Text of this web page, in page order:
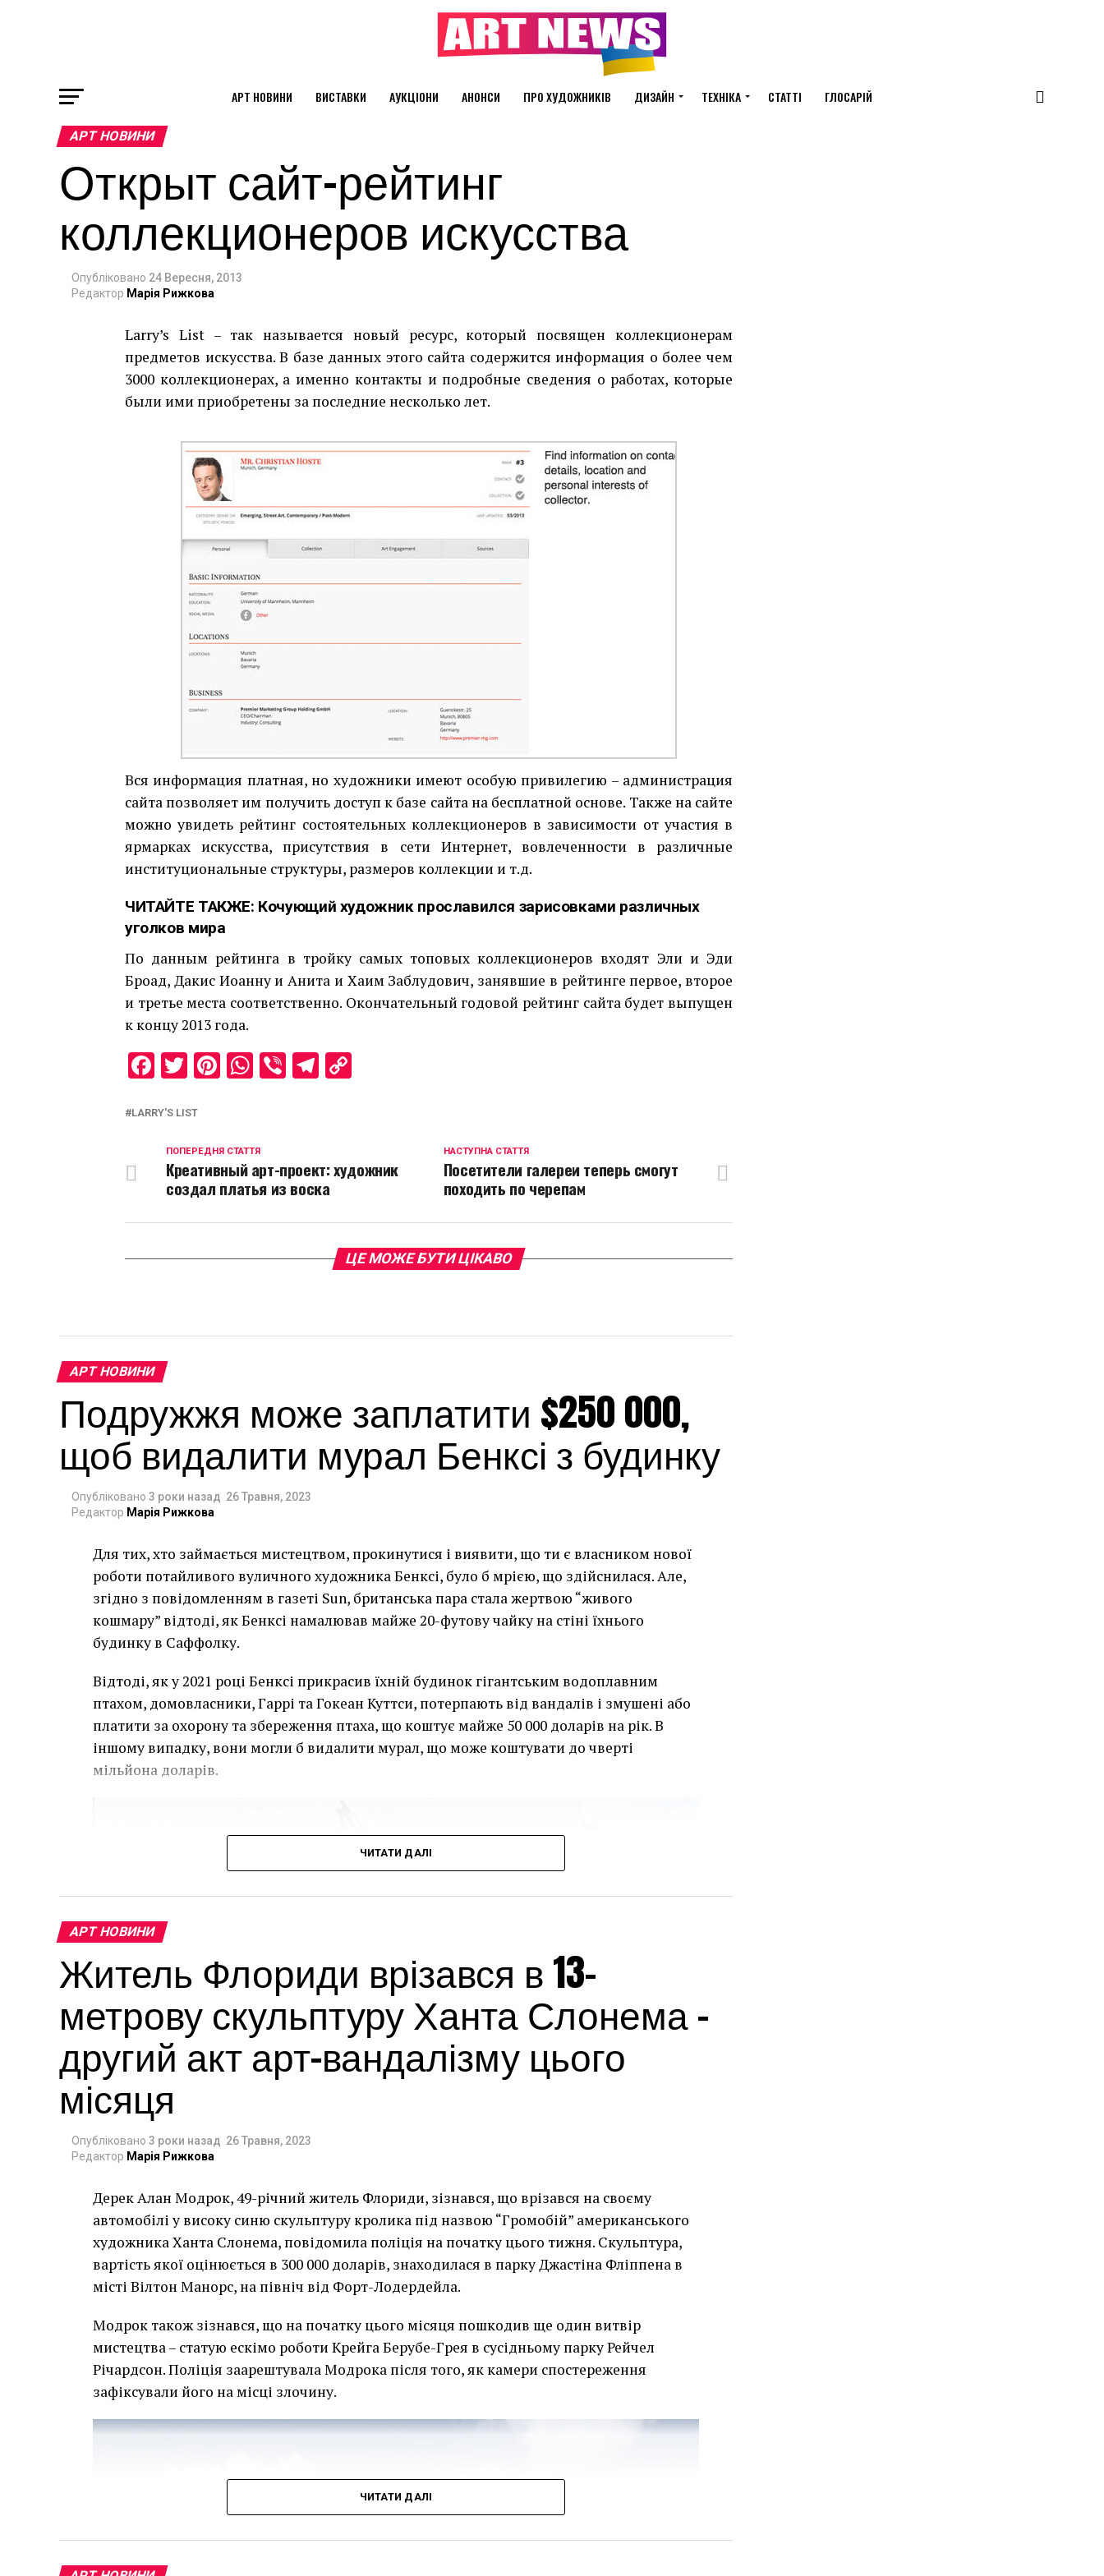
АРТ НОВИНИ ВИСТАВКИ АУКЦІОНИ АНОНСИ ПРО ХУДОЖНИКІВ ДИЗАЙН ТЕХНІКА СТАТТІ ГЛОСАРІЙ
АРТ НОВИНИ
Открыт сайт-рейтинг
коллекционеров искусства
Опубліковано 24 Вересня, 2013
Редактор Марія Рижкова
Larry’s List – так называется новый ресурс, который посвящен коллекционерам
предметов искусства. В базе данных этого сайта содержится информация о более чем
3000 коллекционерах, а именно контакты и подробные сведения о работах, которые
были ими приобретены за последние несколько лет.
Вся информация платная, но художники имеют особую привилегию – администрация
сайта позволяет им получить доступ к базе сайта на бесплатной основе. Также на сайте
можно увидеть рейтинг состоятельных коллекционеров в зависимости от участия в
ярмарках искусства, присутствия в сети Интернет, вовлеченности в различные
институциональные структуры, размеров коллекции и т.д.
ЧИТАЙТЕ ТАКЖЕ: Кочующий художник прославился зарисовками различных
уголков мира
По данным рейтинга в тройку самых топовых коллекционеров входят Эли и Эди
Броад, Дакис Иоанну и Анита и Хаим Заблудович, занявшие в рейтинге первое, второе
и третье места соответственно. Окончательный годовой рейтинг сайта будет выпущен
к концу 2013 года.
Facebook
Twitter
Pinterest
WhatsApp
ViberTelegram
LARRY'S LIST
НАСТУПНА СТАТТЯ
Посетители галереи теперь смогут
походить по черепам
ПОПЕРЕДНЯ СТАТТЯ
Креативный арт-проект: художник
создал платья из воска
ЦЕ МОЖЕ БУТИ ЦІКАВО
АРТ НОВИНИ
Подружжя може заплатити $250 000,
щоб видалити мурал Бенксі з будинку
Опубліковано 3 роки назад 26 Травня, 2023
Редактор Марія Рижкова
Для тих, хто займається мистецтвом, прокинутися і виявити, що ти є власником нової
роботи потайливого вуличного художника Бенксі, було б мрією, що здійснилася. Але,
згідно з повідомленням в газеті Sun, британська пара стала жертвою “живого
кошмару” відтоді, як Бенксі намалював майже 20-футову чайку на стіні їхнього
будинку в Саффолку.
Відтоді, як у 2021 році Бенксі прикрасив їхній будинок гігантським водоплавним
птахом, домовласники, Гаррі та Гокеан Куттси, потерпають від вандалів і змушені або
платити за охорону та збереження птаха, що коштує майже 50 000 доларів на рік. В
іншому випадку, вони могли б видалити мурал, що може коштувати до чверті
мільйона доларів.
Чоловік позує під макетом чайки, яка ось-ось накинеться на упаковку чіпсів – сюжет графіті, що
має ознаки вуличного художника Бенксі, на стіні в Лоустофті на східному узбережжі Англії 8
серпня 2021 року. (Фото Джастіна Талліса / AFP)
В інтерв’ю “Таймс” пан Куттс сказав:
“Спочатку це було неймовірно, але з
розвитком подій це стало надзвичайно
напруженим. Я не впевнений, що Бенксі
усвідомлює непередбачувані наслідки
для власників будинків. Якби ми могли
Хулігани, які намагалися зафарбувати мурал, злодії, які відколювали зафарбовані
ЧИТАТИ ДАЛІ
АРТ НОВИНИ
Житель Флориди врізався в 13-
метрову скульптуру Ханта Слонема –
другий акт арт-вандалізму цього
місяця
Опубліковано 3 роки назад 26 Травня, 2023
Редактор Марія Рижкова
Дерек Алан Модрок, 49-річний житель Флориди, зізнався, що врізався на своєму
автомобілі у високу синю скульптуру кролика під назвою “Громобій” американського
художника Ханта Слонема, повідомила поліція на початку цього тижня. Скульптура,
вартість якої оцінюється в 300 000 доларів, знаходилася в парку Джастіна Фліппена в
місті Вілтон Манорс, на північ від Форт-Лодердейла.
Модрок також зізнався, що на початку цього місяця пошкодив ще один витвір
мистецтва – статую ескімо роботи Крейга Берубе-Грея в сусідньому парку Рейчел
Річардсон. Поліція заарештувала Модрока після того, як камери спостереження
зафіксували його на місці злочину.
ЧИТАТИ ДАЛІ